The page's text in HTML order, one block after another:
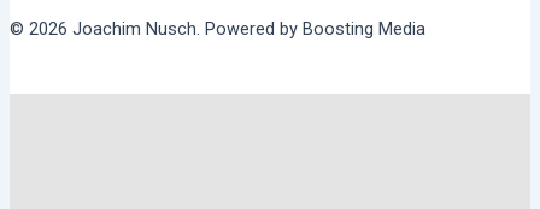
© 2026 Joachim Nusch. Powered by Boosting Media